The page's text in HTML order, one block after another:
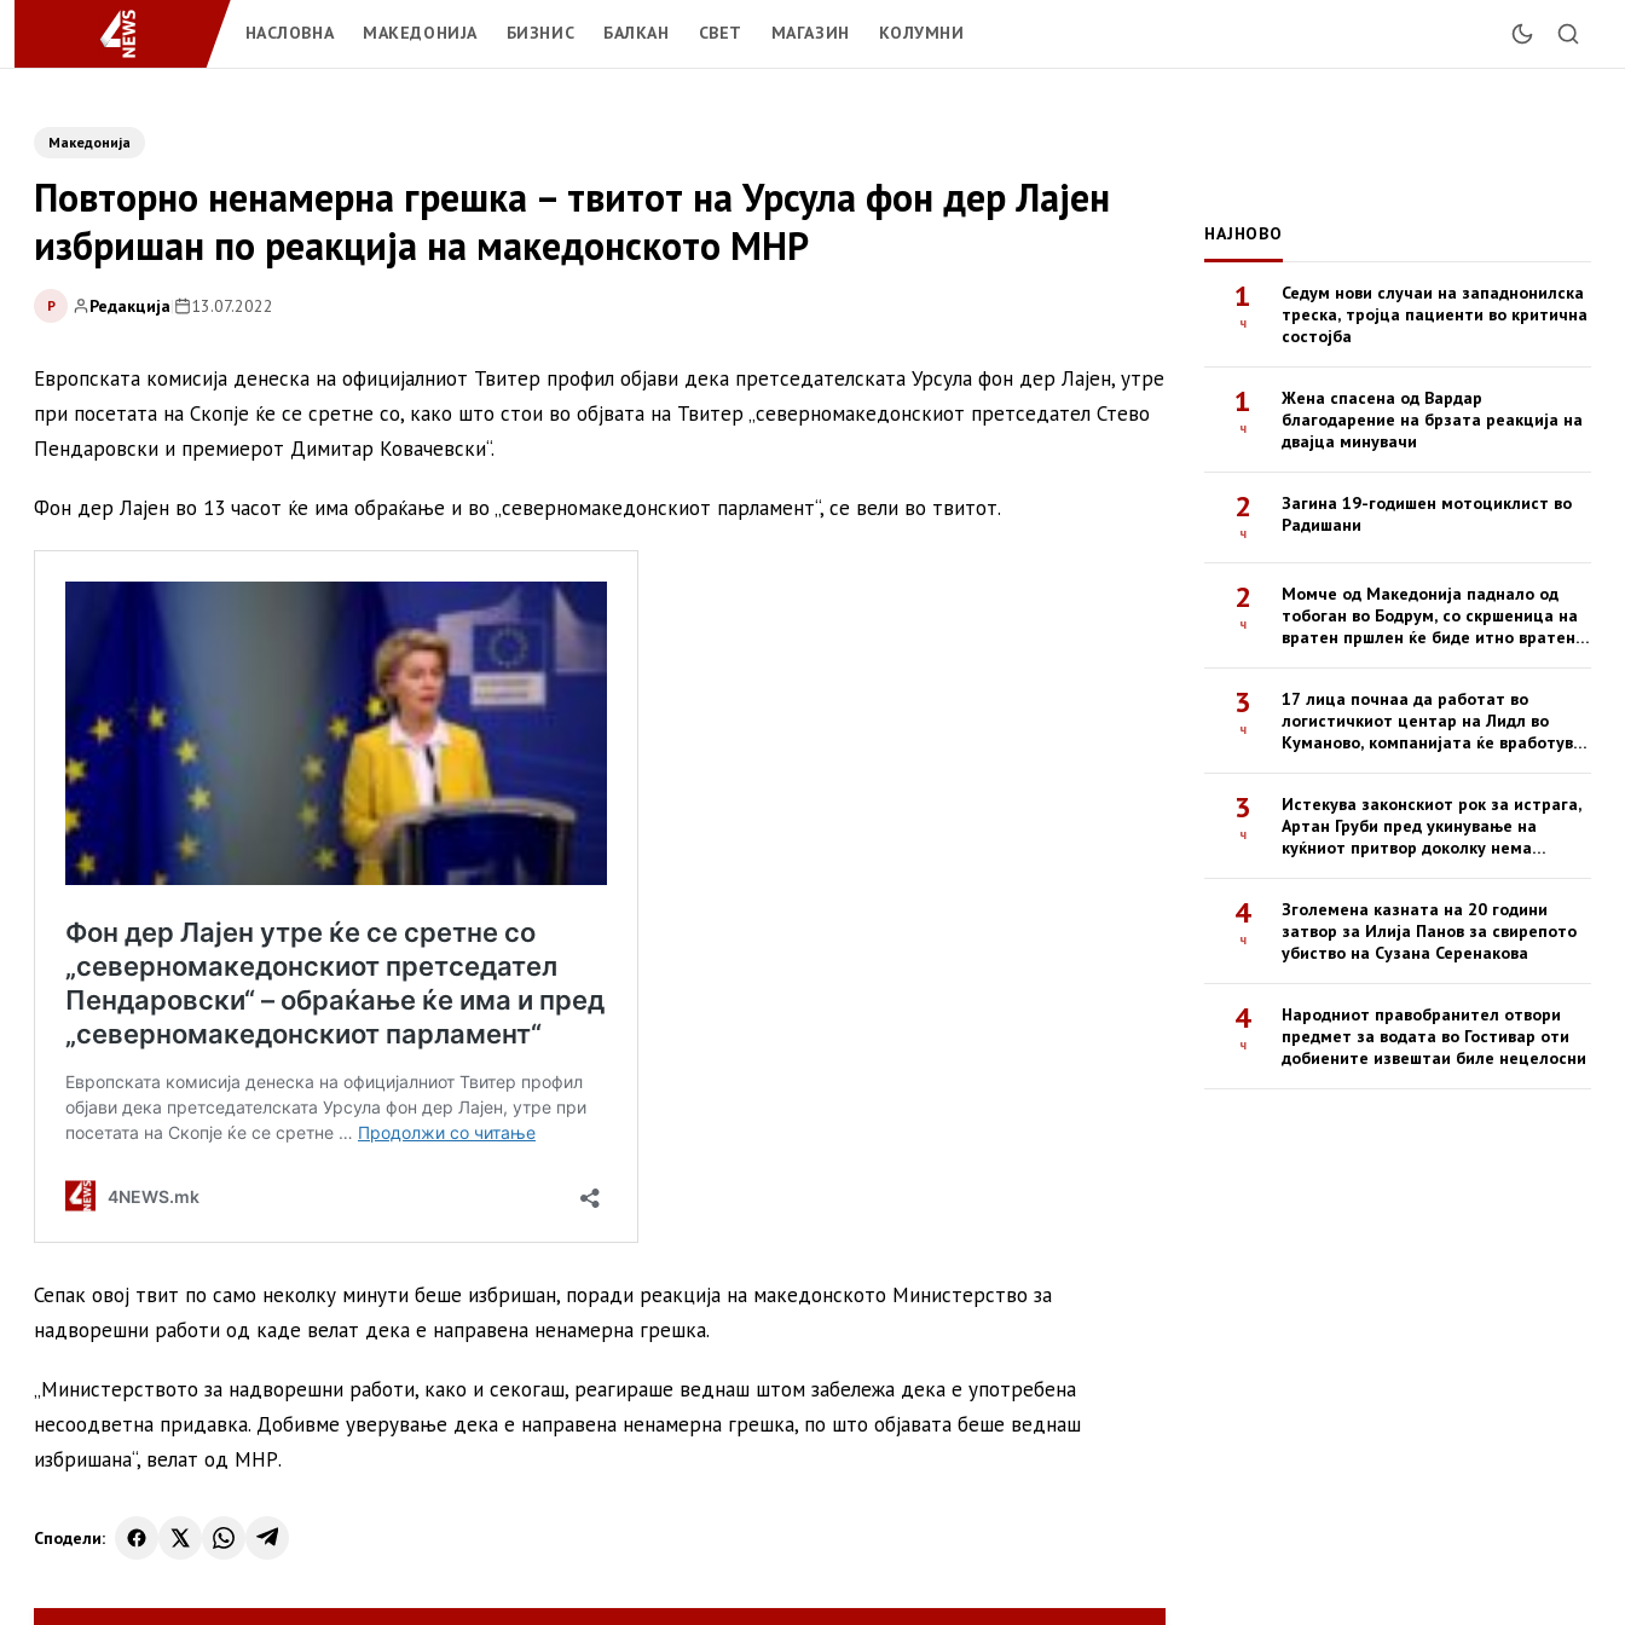
НАСЛОВНА МАКЕДОНИЈА БИЗНИС БАЛКАН СВЕТ МАГАЗИН КОЛУМНИ
Македонија
Повторно ненамерна грешка – твитот на Урсула фон дер Лајен
избришан по реакција на македонското МНР
Р Редакција| 13.07.2022
Европската комисија денеска на официјалниот Твитер профил објави дека претседателската Урсула фон дер Лајен, утре
при посетата на Скопје ќе се сретне со, како што стои во објвата на Твитер „северномакедонскиот претседател Стево
Пендаровски и премиерот Димитар Ковачевски“.
Фон дер Лајен во 13 часот ќе има обраќање и во „северномакедонскиот парламент“, се вели во твитот.
Сепак овој твит по само неколку минути беше избришан, поради реакција на македонското Министерство за
надворешни работи од каде велат дека е направена ненамерна грешка.
„Министерството за надворешни работи, како и секогаш, реагираше веднаш штом забележа дека е употребена
несоодветна придавка. Добивме уверување дека е направена ненамерна грешка, по што објавата беше веднаш
избришана“, велат од МНР.
Сподели:
НАЈНОВО
1
ч
Седум нови случаи на западнонилска
треска, тројца пациенти во критична
состојба
1
ч
Жена спасена од Вардар
благодарение на брзата реакција на
двајца минувачи
2
ч
Загина 19-годишен мотоциклист во
Радишани
2
ч
Момче од Македонија паднало од
тобоган во Бодрум, со скршеница на
вратен пршлен ќе биде итно вратено
3
ч
17 лица почнаа да работат во
логистичкиот центар на Лидл во
Куманово, компанијата ќе вработува
3
ч
Истекува законскиот рок за истрага,
Артан Груби пред укинување на
куќниот притвор доколку нема
4
ч
Зголемена казната на 20 години
затвор за Илија Панов за свирепото
убиство на Сузана Серенакова
4
ч
Народниот правобранител отвори
предмет за водата во Гостивар оти
добиените извештаи биле нецелосни